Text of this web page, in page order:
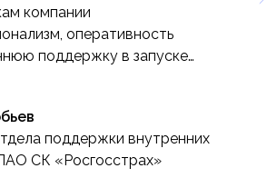
компании
оперативность
поддержку в запуске
Знаний HiHub» на всех этапах
поддержки внутренних
СК «Росгосстрах»